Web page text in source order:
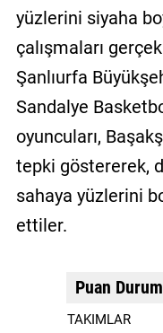
yüzlerini siyaha
çalışmaları
Şanlıurfa
Sandalye
oyuncuları,
tepki göstererek,
sahaya yüzlerini
ettiler.
Puan
TAKIMLAR